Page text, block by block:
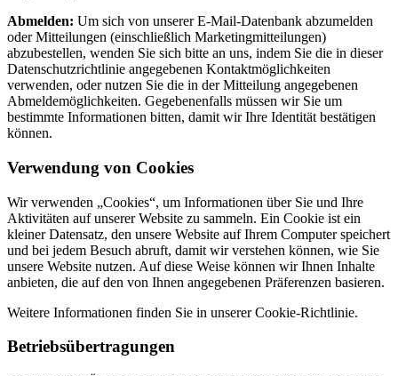
Abmelden: Um sich von unserer E-Mail-Datenbank abzumelden
oder Mitteilungen (einschließlich Marketingmitteilungen)
abzubestellen, wenden Sie sich bitte an uns, indem Sie die in dieser
Datenschutzrichtlinie angegebenen Kontaktmöglichkeiten
verwenden, oder nutzen Sie die in der Mitteilung angegebenen
Abmeldemöglichkeiten. Gegebenenfalls müssen wir Sie um
bestimmte Informationen bitten, damit wir Ihre Identität bestätigen
können.
Verwendung von Cookies
Wir verwenden „Cookies“, um Informationen über Sie und Ihre
Aktivitäten auf unserer Website zu sammeln. Ein Cookie ist ein
kleiner Datensatz, den unsere Website auf Ihrem Computer speichert
und bei jedem Besuch abruft, damit wir verstehen können, wie Sie
unsere Website nutzen. Auf diese Weise können wir Ihnen Inhalte
anbieten, die auf den von Ihnen angegebenen Präferenzen basieren.
Weitere Informationen finden Sie in unserer Cookie-Richtlinie.
Betriebsübertragungen